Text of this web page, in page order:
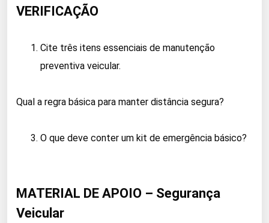
VERIFICAÇÃO
Cite três itens essenciais de manutenção
preventiva veicular.
Qual a regra básica para manter distância segura?
O que deve conter um kit de emergência básico?
MATERIAL DE APOIO – Segurança
Veicular